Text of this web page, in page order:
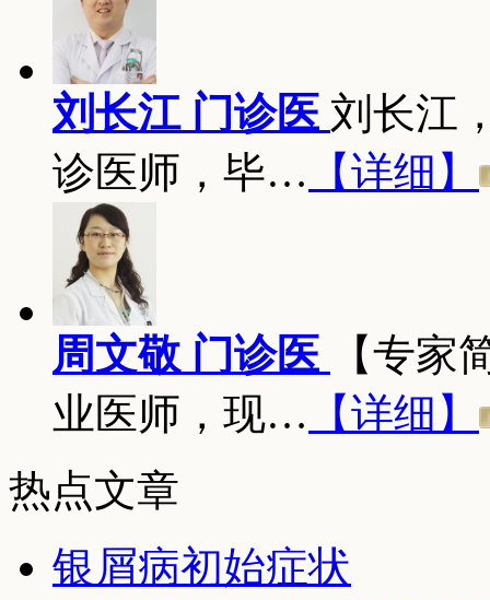
刘长江 门诊医 刘长江
诊医师，毕… 【详细】
周文敬 门诊医
【专家
业医师，现… 【详细】
热点文章
银屑病初始症状